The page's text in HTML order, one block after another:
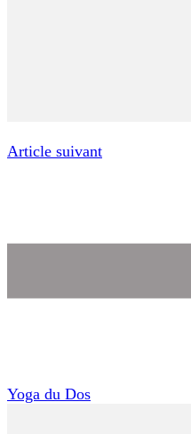
Article suivant
Yoga du Dos